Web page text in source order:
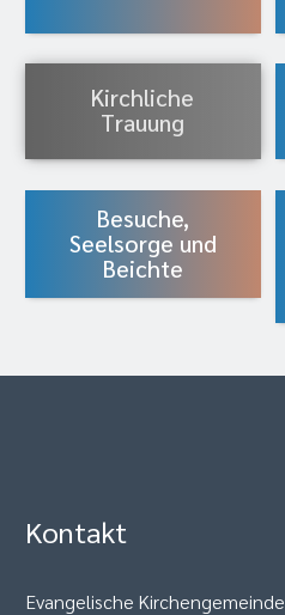
Kirchliche
Trauung
Besuche,
Seelsorge und
Beichte
Kontakt
Evangelische Kirchengemeinde